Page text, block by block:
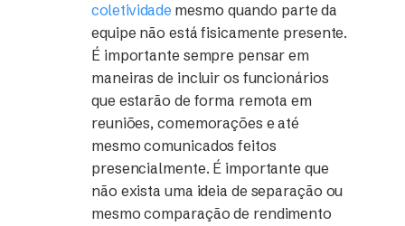
coletividade mesmo quando parte da
equipe não está fisicamente presente.
É importante sempre pensar em
maneiras de incluir os funcionários
que estarão de forma remota em
reuniões, comemorações e até
mesmo comunicados feitos
presencialmente. É importante que
não exista uma ideia de separação ou
mesmo comparação de rendimento